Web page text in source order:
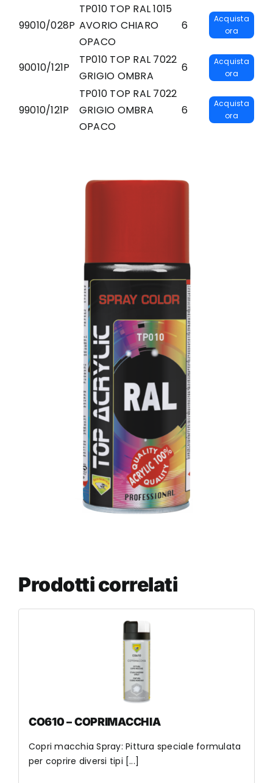
99010/028P
TP010 TOP RAL 1015
AVORIO CHIARO
OPACO
6
Acquista
ora
90010/121P
TP010 TOP RAL 7022
GRIGIO OMBRA
6
Acquista
ora
99010/121P
TP010 TOP RAL 7022
GRIGIO OMBRA
OPACO
6
Acquista
ora
Prodotti correlati
CO610 – COPRIMACCHIA
Copri macchia Spray: Pittura speciale formulata
per coprire diversi tipi [...]